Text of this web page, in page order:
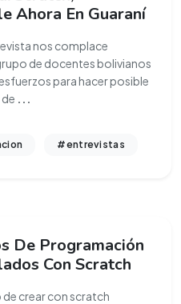
Ahora En Guaraní
nos complace
de docentes bolivianos
para hacer posible
...
#entrevistas
De Programación
Con Scratch
de crear con scratch